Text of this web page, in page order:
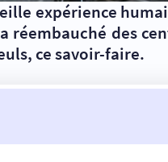
expérience
des
ce savoir-faire.